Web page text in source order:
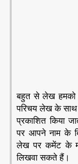
बहुत से लेख हमको
परिचय लेख के साथ
प्रकाशित किया
पर आपने नाम के
लेख पर कमेंट के
लिखवा सकते हैं।